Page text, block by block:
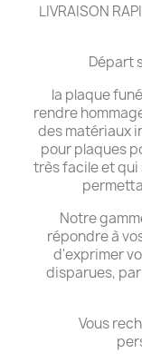
LIVRAISON
Départ
la plaque
rendre
des matériaux
pour plaques
très facile et qui
Notre
répondre à
d'exprimer
disparues,
Vous